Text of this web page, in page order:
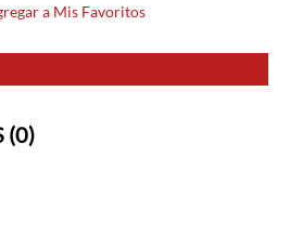
a Mis Favoritos
(0)